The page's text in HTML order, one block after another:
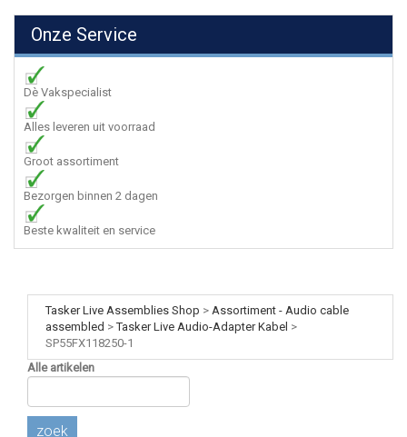
Onze Service
Dè Vakspecialist
Alles leveren uit voorraad
Groot assortiment
Bezorgen binnen 2 dagen
Beste kwaliteit en service
Tasker Live Assemblies Shop > Assortiment - Audio cable
assembled >Tasker Live Audio-Adapter Kabel >
SP55FX118250-1
Alle artikelen
zoek